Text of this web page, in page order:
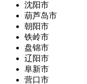
沈阳市
葫芦岛市
朝阳市
铁岭市
盘锦市
辽阳市
阜新市
营口市